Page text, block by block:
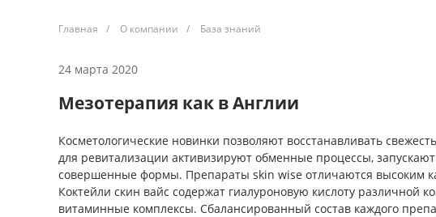
Главная / О компании / База знаний
24 марта 2020
Мезотерапия как в Англии
Косметологические новинки позволяют восстанавливать
для ревитализации активизируют обменные процессы,
совершенные формы. Препараты skin wise отличаются высоким
Коктейли скин вайс содержат гиалуроновую кислоту
витаминные комплексы. Сбалансированный состав каждого